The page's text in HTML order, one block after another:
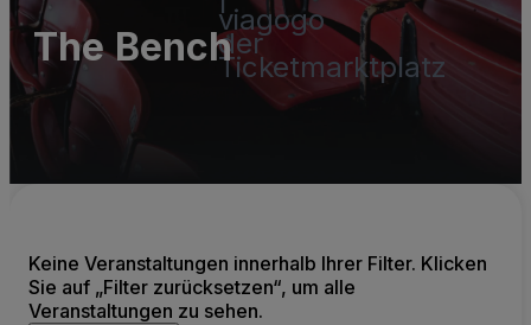
viagogo
der
Ticketmarktplatz
The Bench
Keine Veranstaltungen innerhalb Ihrer Filter. Klicken
Sie auf „Filter zurücksetzen“, um alle
Veranstaltungen zu sehen.